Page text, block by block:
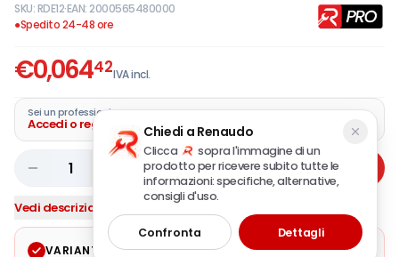
SKU:RDE12·EAN:2000565480000
●Spedito 24-48 ore
€0,06442IVA incl.
Sei un professionista?
Accedi o registra la tua azienda
1 Aggiungi
Vedi descrizione completa
VARIANTE SELEZIONATA Modifica
Chiedi a Renaudo
Clicca
sopra l'immagine di un
prodotto per ricevere subito tutte le
informazioni: specifiche, alternative,
consigli d'uso.
Confronta Dettagli